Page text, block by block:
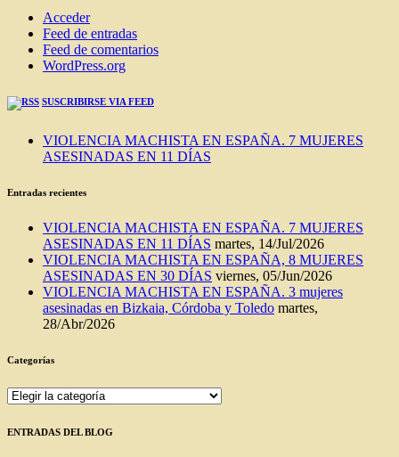
Acceder
Feed de entradas
Feed de comentarios
WordPress.org
SUSCRIBIRSE VIA FEED
VIOLENCIA MACHISTA EN ESPAÑA. 7 MUJERES
ASESINADAS EN 11 DÍAS
Entradas recientes
VIOLENCIA MACHISTA EN ESPAÑA. 7 MUJERES
ASESINADAS EN 11 DÍAS martes, 14/Jul/2026
VIOLENCIA MACHISTA EN ESPAÑA, 8 MUJERES
ASESINADAS EN 30 DÍAS viernes, 05/Jun/2026
VIOLENCIA MACHISTA EN ESPAÑA. 3 mujeres
asesinadas en Bizkaia, Córdoba y Toledo martes,
28/Abr/2026
Categorías
Categorías
ENTRADAS DEL BLOG